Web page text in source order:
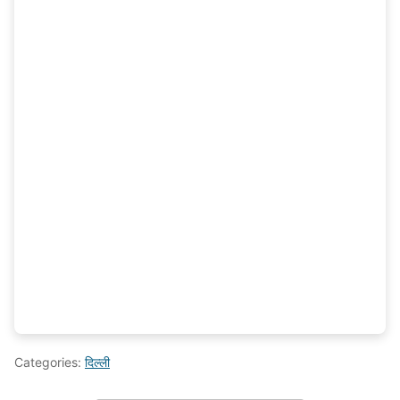
Categories: दिल्ली